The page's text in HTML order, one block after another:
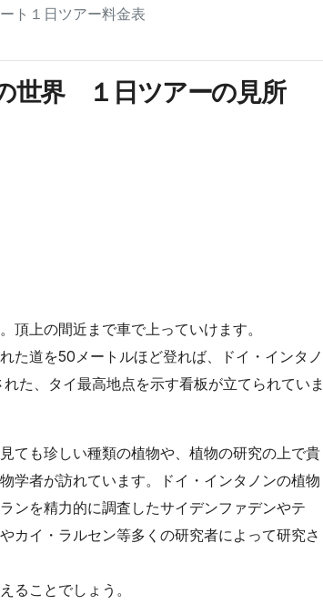
ト１日ツアー料金表
世界 １日ツアーの見所
頂上の間近まで車で上っていけます。
た道を50メートルほど登れば、ドイ・インタノ
た、タイ最高地点を示す看板が立てられていま
ても珍しい種類の植物や、植物の研究の上で貴
学者が訪れています。ドイ・インタノンの植物
ンを精力的に調査したサイデンファデンやテ
カイ・ラルセン等多くの研究者によって研究さ
ることでしょう。